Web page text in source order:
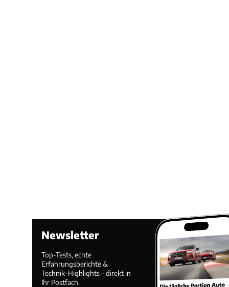
Newsletter
Top-Tests, echte
Erfahrungsberichte &
Technik-Highlights – direkt in
Ihr Postfach.